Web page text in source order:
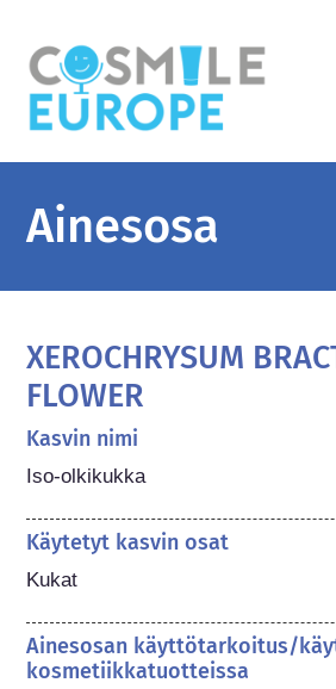
Ainesosa
XEROCHRYSUM
FLOWER
Kasvin nimi
Iso-olkikukka
Käytetyt kasvin osat
Kukat
Ainesosan käyttötarkoitus/
kosmetiikkatuotteissa